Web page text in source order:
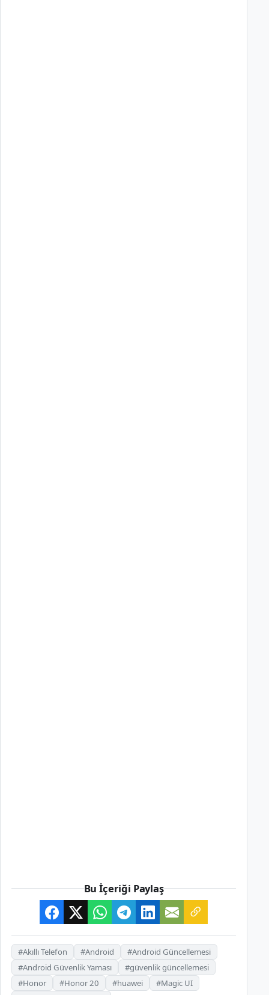
Bu İçeriği Paylaş
#Akıllı Telefon #Android
#Android Güncellemesi
#Android Güvenlik Yaması
#güvenlik güncellemesi
#Honor
#Honor 20 #huawei
#Magic UI